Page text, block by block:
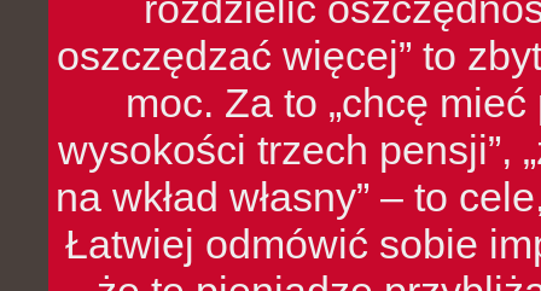
oszczędzać więcej” to
moc. Za to „chcę
wysokości trzech pensji”,
na wkład własny” – to
Łatwiej odmówić sobie